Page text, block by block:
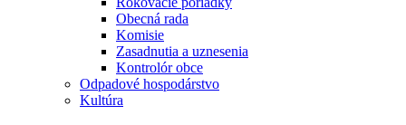
Obecná rada
Komisie
Zasadnutia a uznesenia
Kontrolór obce
Odpadové hospodárstvo
Kultúra